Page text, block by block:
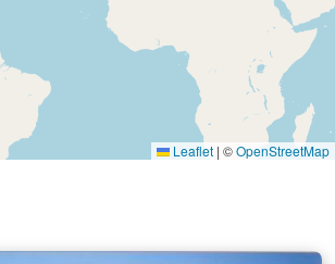
Leaflet | ©OpenStreetMap